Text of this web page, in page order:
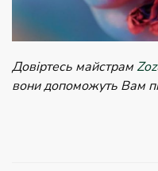
Довіртесь майстрам
вони допоможуть Вам